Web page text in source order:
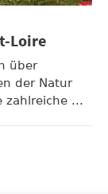
Loire
über
der Natur
zahlreiche ...